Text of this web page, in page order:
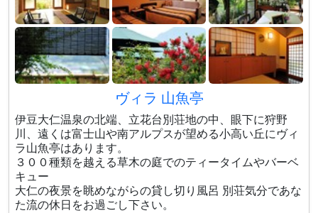
ヴィラ 山魚亭
伊豆大仁温泉の北端、立花台別荘地の中、眼下に狩野
川、遠くは富士山や南アルプスが望める小高い丘にヴィ
ラ山魚亭はあります。
３００種類を越える草木の庭でのティータイムやバーベ
キュー
大仁の夜景を眺めながらの貸し切り風呂 別荘気分であな
た流の休日をお過ごし下さい。